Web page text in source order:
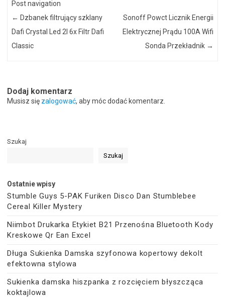
Post navigation
← Dzbanek filtrujący szklany
Dafi Crystal Led 2l 6x Filtr Dafi
Classic
Sonoff Powct Licznik Energii
Elektrycznej Prądu 100A Wifi
Sonda Przekładnik →
Dodaj komentarz
Musisz się zalogować, aby móc dodać komentarz.
Szukaj
Szukaj
Ostatnie wpisy
Stumble Guys 5-PAK Furiken Disco Dan Stumblebee
Cereal Killer Mystery
Niimbot Drukarka Etykiet B21 Przenośna Bluetooth Kody
Kreskowe Qr Ean Excel
Długa Sukienka Damska szyfonowa kopertowy dekolt
efektowna stylowa
Sukienka damska hiszpanka z rozcięciem błyszcząca
koktajlowa